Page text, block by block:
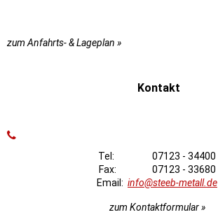
zum Anfahrts- & Lageplan »
Kontakt
Tel: 07123 - 34400
Fax: 07123 - 33680
Email: info@steeb-metall.de
zum Kontaktformular »